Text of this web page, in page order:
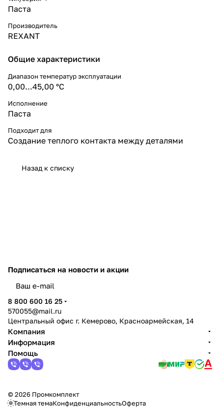
оргтехники, серверных станций
или промышленного
Способ применения:
количество пасты; нанести, до
образования ровного слоя, по
всей поверхности теплового
контакта; соединить детали,
слегка сдавливая.
Паста
Производитель
REXANT
Общие характеристики
Диапазон температур эксплуатации
0,00...45,00 °C
Исполнение
Паста
Подходит для
Создание теплого контакта между деталями
Назад к списку
Подписаться на новости и акции
8 800 600 16 25
570055@mail.ru
Центральный офис г. Кемерово, Красноармейская, 14
Компания
Информация
Помощь
© 2026 Промкомплект
Темная темаКонфиденциальностьОферта